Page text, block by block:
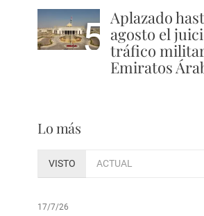
5 Aplazado
agosto el
tráfico
Emiratos
Lo más
VISTO ACTUAL
17/7/26